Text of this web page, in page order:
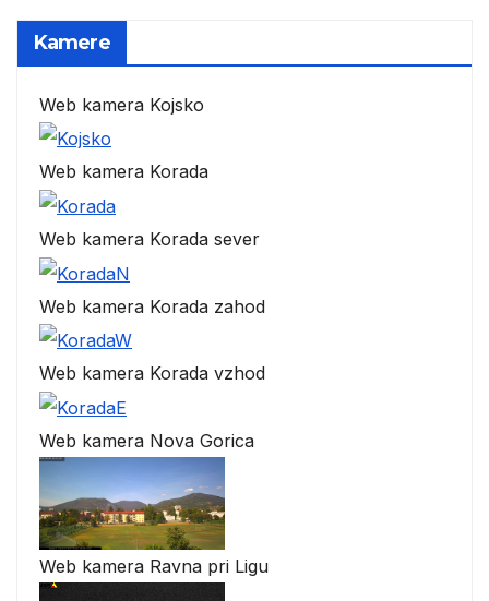
Kamere
Web kamera Kojsko
Web kamera Korada
Web kamera Korada sever
Web kamera Korada zahod
Web kamera Korada vzhod
Web kamera Nova Gorica
Web kamera Ravna pri Ligu